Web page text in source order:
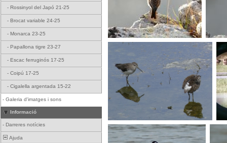
- Rossinyol del Japó 21-25
- Brocat variable 24-25
- Monarca 23-25
- Papallona tigre 23-27
- Escac ferruginós 17-25
- Coipú 17-25
- Cigalella argentada 15-22
- Galeria d'imatges i sons
Informació
- Darreres notícies
Ajuda